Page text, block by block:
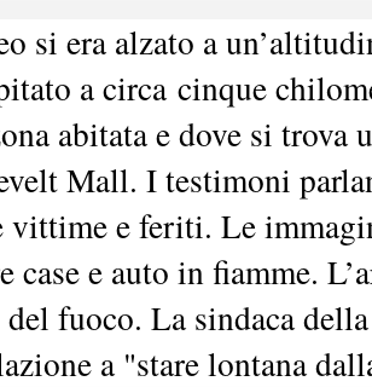
si era alzato a
a circa cinque
abitata e dove si trova
Mall. I testimoni
vittime e feriti. Le
case e auto in fiamme.
fuoco. La sindaca
a "stare lontana